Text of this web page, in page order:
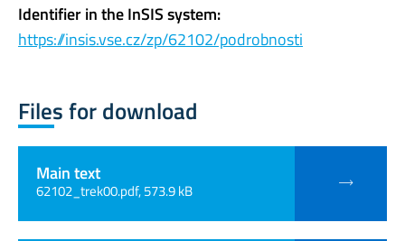
Identifier in the InSIS system:
https://insis.vse.cz/zp/62102/podrobnosti
Files for download
Main text
62102_trek00.pdf, 573.9 kB